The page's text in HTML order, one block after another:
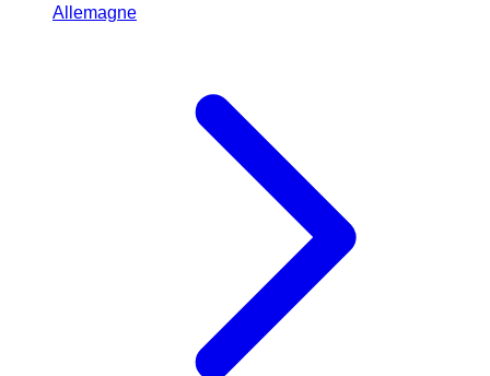
Allemagne